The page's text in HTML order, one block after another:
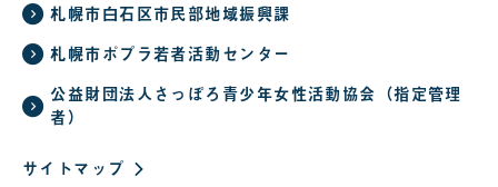
札幌市白石区市民部地域振興課
札幌市ポプラ若者活動センター
公益財団法人さっぽろ青少年女性活動協会（指定管理
者）
サイトマップ